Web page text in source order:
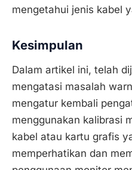
mengetahui jenis kabel
Kesimpulan
Dalam artikel ini, telah
mengatasi masalah
mengatur kembali
menggunakan kalibrasi
kabel atau kartu grafis
memperhatikan dan